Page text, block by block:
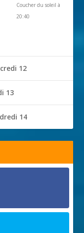
Coucher du soleil à
20:40
12
13
14